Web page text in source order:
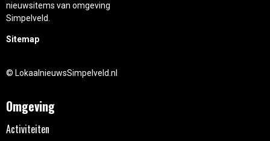
nieuwsitems van omgeving
Simpelveld.
Sitemap
© LokaalnieuwsSimpelveld.nl
Omgeving
Activiteiten